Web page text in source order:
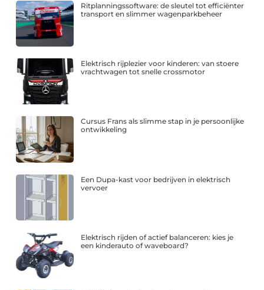
Ritplanningssoftware: de sleutel tot efficiënter
transport en slimmer wagenparkbeheer
Elektrisch rijplezier voor kinderen: van stoere
vrachtwagen tot snelle crossmotor
Cursus Frans als slimme stap in je persoonlijke
ontwikkeling
Een Dupa-kast voor bedrijven in elektrisch
vervoer
Elektrisch rijden of actief balanceren: kies je
een kinderauto of waveboard?